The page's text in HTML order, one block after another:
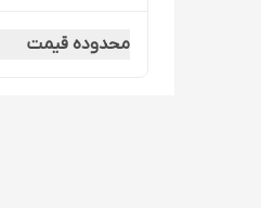
محدوده قیمت